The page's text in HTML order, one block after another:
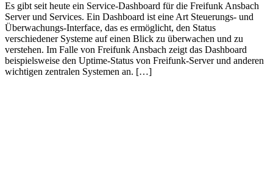
Es gibt seit heute ein Service-Dashboard für die Freifunk Ansbach
Server und Services. Ein Dashboard ist eine Art Steuerungs- und
Überwachungs-Interface, das es ermöglicht, den Status
verschiedener Systeme auf einen Blick zu überwachen und zu
verstehen. Im Falle von Freifunk Ansbach zeigt das Dashboard
beispielsweise den Uptime-Status von Freifunk-Server und anderen
wichtigen zentralen Systemen an. […]